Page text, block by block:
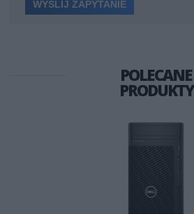
POLECANE
PRODUKTY